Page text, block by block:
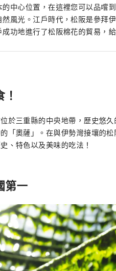
中心位置，在這裡您可以品嚐
風光。江戶時代，松阪是參拜
功地進行了松阪棉花的貿易，
於三重縣的中央地帶，歷史悠
「奧薩」。在與伊勢灣接壤的
、特色以及美味的吃法！
第一